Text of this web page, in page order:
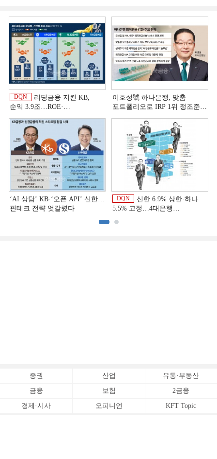
DQN
리딩금융 지킨 KB,
순익 3.9조…ROE·
상반기 금융 리그테이블]
이호성號 하나은행, 맞춤
포트폴리오로 IRP 1위 정조준
‘AI 상담’ KB·‘오픈 API’ 신한…
핀테크 전략 엇갈렸다
DQN
신한 6.9% 상한·하나
5.5% 고정…4대은행
증권 산업 유통·부동산
금융 보험 2금융
경제·시사 오피니언 KFT Topic